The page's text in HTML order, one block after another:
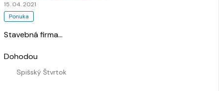
Ponuka
15. 04. 2021
Stavebná firma…
Spišský Štvrtok
Dohodou